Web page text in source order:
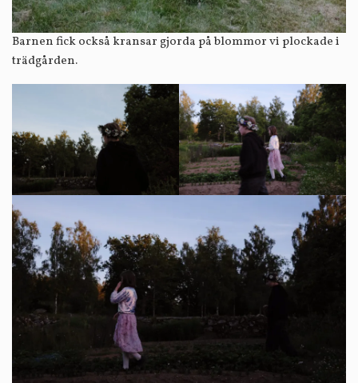
Barnen fick också kransar gjorda på blommor vi plockade i
trädgården.